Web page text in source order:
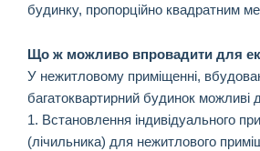
будинку, пропорційно квадратним
Що ж можливо впровадити для
У нежитловому приміщенні,
багатоквартирний будинок можливі
1. Встановлення індивідуального
(лічильника) для нежитлового